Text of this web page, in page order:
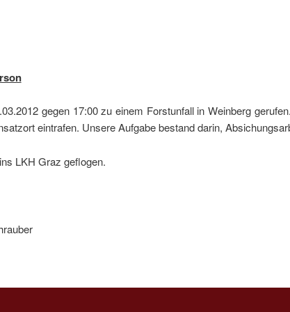
gegen 17:00 zu einem Forstunfall in Weinberg
eintrafen. Unsere Aufgabe bestand darin,
LKH Graz geflogen.